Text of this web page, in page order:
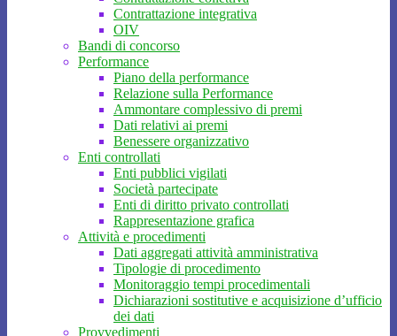
Contrattazione integrativa
OIV
Bandi di concorso
Performance
Piano della performance
Relazione sulla Performance
Ammontare complessivo di premi
Dati relativi ai premi
Benessere organizzativo
Enti controllati
Enti pubblici vigilati
Società partecipate
Enti di diritto privato controllati
Rappresentazione grafica
Attività e procedimenti
Dati aggregati attività amministrativa
Tipologie di procedimento
Monitoraggio tempi procedimentali
Dichiarazioni sostitutive e acquisizione d’ufficio
dei dati
Provvedimenti